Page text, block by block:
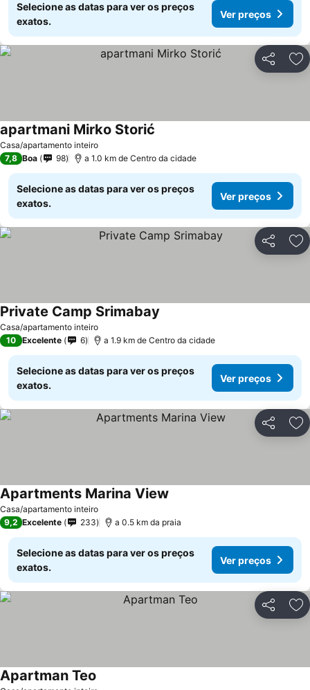
Selecione as datas para ver os preços
exatos.
Ver preços
Partilhar
Casa/apartamento inteiro
apartmani Mirko Storić
7,8 Boa 98 a 1.0 km de Centro da cidade
Selecione as datas para ver os preços
exatos.
Ver preços
Partilhar
Casa/apartamento inteiro
Private Camp Srimabay
10 Excelente 6 a 1.9 km de Centro da cidade
Selecione as datas para ver os preços
exatos.
Ver preços
Partilhar
Casa/apartamento inteiro
Apartments Marina View
9,2 Excelente 233 a 0.5 km da praia
Selecione as datas para ver os preços
exatos.
Ver preços
Partilhar
Apartman Teo